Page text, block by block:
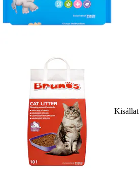
Kisállat